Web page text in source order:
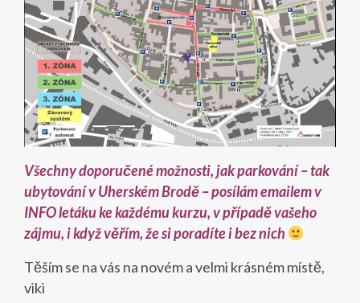
Všechny doporučené možnosti, jak parkování – tak
ubytování v Uherském Brodě – posílám emailem v
INFO letáku ke každému kurzu, v případě vašeho
zájmu, i když věřím, že si poradíte i bez nich
Těším se na vás na novém a velmi krásném místě,
viki